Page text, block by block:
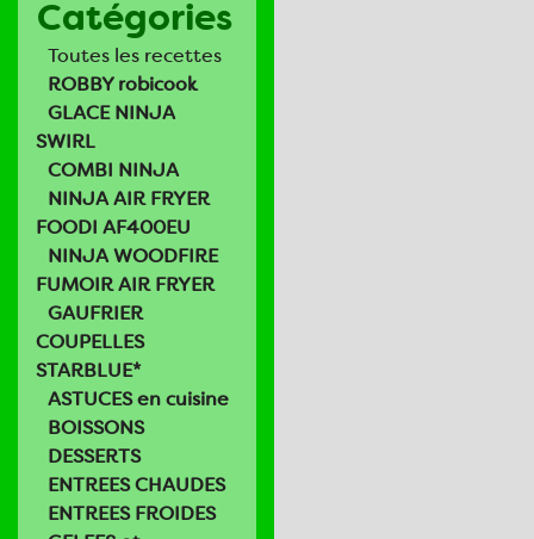
Catégories
Toutes les recettes
ROBBY robicook
GLACE NINJA
SWIRL
COMBI NINJA
NINJA AIR FRYER
FOODI AF400EU
NINJA WOODFIRE
FUMOIR AIR FRYER
GAUFRIER
COUPELLES
STARBLUE*
ASTUCES en cuisine
BOISSONS
DESSERTS
ENTREES CHAUDES
ENTREES FROIDES